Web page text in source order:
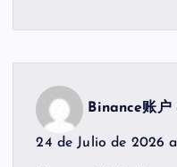
Binance账户
24 de Julio de 2026